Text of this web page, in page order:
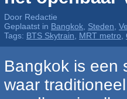
Door Redactie
Geplaatst in Bangkok Steden
Tags: BTS Skytrain MRT metro
Bangkok is een
waar